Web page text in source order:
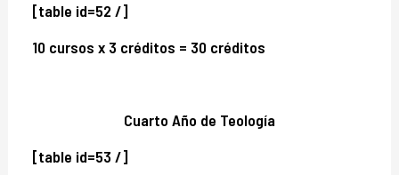
[table id=52 /]
10 cursos x 3 créditos = 30 créditos
Cuarto Año de Teología
[table id=53 /]